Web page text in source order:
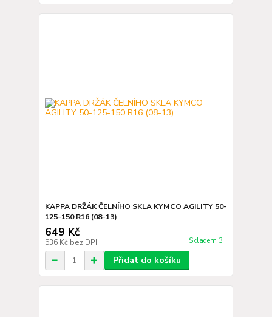
KAPPA DRŽÁK ČELNÍHO SKLA KYMCO AGILITY 50-
125-150 R16 (08-13)
649 Kč
536 Kč bez DPH Skladem 3
Přidat do košíku